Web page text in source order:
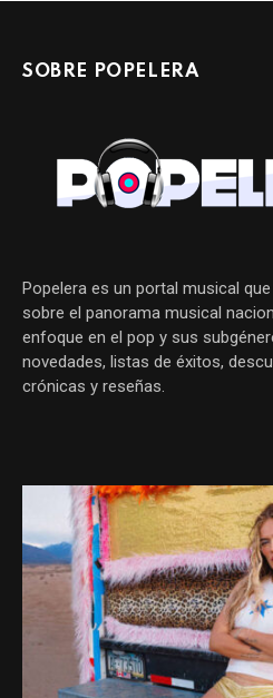
SOBRE POPELERA
Popelera es un portal musical
sobre el panorama musical
enfoque en el pop y sus
novedades, listas de éxitos,
crónicas y reseñas.